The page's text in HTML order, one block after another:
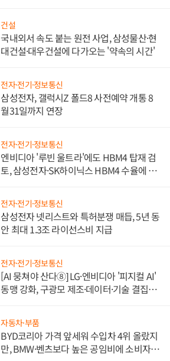
건설
국내외서 속도 붙는 원전 사업, 삼성물산·현
대건설·대우건설에 다가오는 '약속의 시간'
전자·전기·정보통신
삼성전자, 갤럭시Z 폴드8 사전예약 개통 8
월31일까지 연장
전자·전기·정보통신
엔비디아 '루빈 울트라'에도 HBM4 탑재 검
토, 삼성전자·SK하이닉스 HBM4 수율에 주
전자·전기·정보통신
삼성전자 넷리스트와 특허분쟁 매듭, 5년 동
안 최대 1.3조 라이선스비 지급
전자·전기·정보통신
[AI 뭉쳐야 산다⑧] LG·엔비디아 '피지컬 AI'
동맹 강화, 구광모 제조·데이터·기술 결집
자동차·부품
BYD코리아 가격 앞세워 수입차 4위 올랐지
만, BMW·벤츠보다 높은 공임비에 소비자